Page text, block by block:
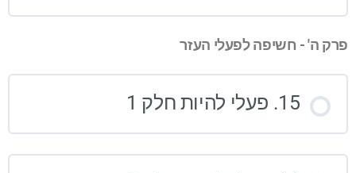
פרק ה' - חשיפה לפעלי העזר
15. פעלי להיות חלק 1